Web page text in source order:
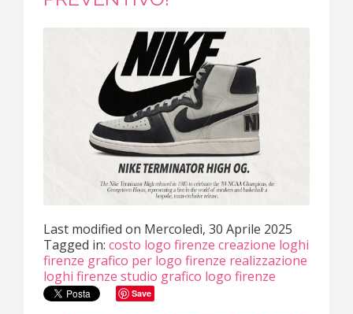
Last modified on Mercoledì, 30 Aprile 2025
Tagged in: costo logo firenze creazione loghi
firenze grafico per logo firenze realizzazione
loghi firenze studio grafico logo firenze
Save